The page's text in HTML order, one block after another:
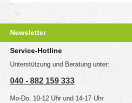
Newsletter
Service-Hotline
Unterstützung und Beratung unter:
040 - 882 159 333
Mo-Do: 10-12 Uhr und 14-17 Uhr